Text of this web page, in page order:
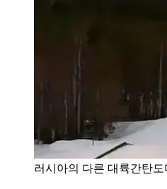
러시아의 다른 대륙간탄